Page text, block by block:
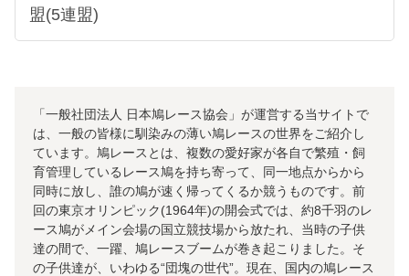
盟(5連盟)
「一般社団法人 日本鳩レース協会」が運営する当サイトで
は、一般の皆様に馴染みの薄い鳩レースの世界をご紹介し
ています。鳩レースとは、複数の愛好家が各自で繁殖・飼
育管理しているレース鳩を持ち寄って、同一地点からから
同時に放し、誰の鳩が速く帰ってくるか競うものです。前
回の東京オリンピック(1964年)の開会式では、約8千羽のレ
ース鳩がメイン会場の国立競技場から放たれ、当時の子供
達の間で、一躍、鳩レースブームが巻き起こりました。そ
の子供達が、いわゆる“団塊の世代”。現在、国内の鳩レース